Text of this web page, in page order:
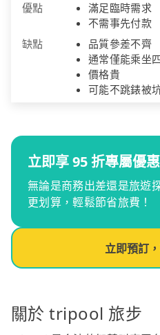
優點
滿足臨時需求
不需事先付款
缺點
品質參差不齊
通常僅能乘坐
價格貴
可能不跳錶被
立即享 95 折專屬優惠
無論是商務出差還是旅遊
更划算，輕鬆節省旅費！
立即預訂
關於 tripool 旅步